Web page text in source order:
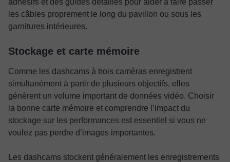
adhésifs et des guides détaillés pour aider à faire passer
les câbles proprement le long du pavillon ou sous les
garnitures intérieures.
Stockage et carte mémoire
Comme les dashcams à trois caméras enregistrent
simultanément à partir de plusieurs objectifs, elles
génèrent un volume important de données vidéo. Choisir
la bonne carte mémoire et comprendre l’impact du
stockage sur les performances est essentiel si vous ne
voulez pas perdre d’images importantes.
Les dashcams stockent généralement les enregistrements